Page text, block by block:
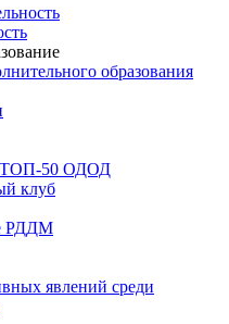
образования
ТОП-50 ОДОД
клуб
РДДМ
явлений среди